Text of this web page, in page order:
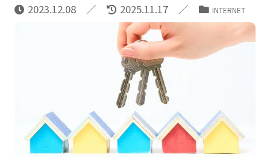
2023.12.08 2025.11.17 INTERNET